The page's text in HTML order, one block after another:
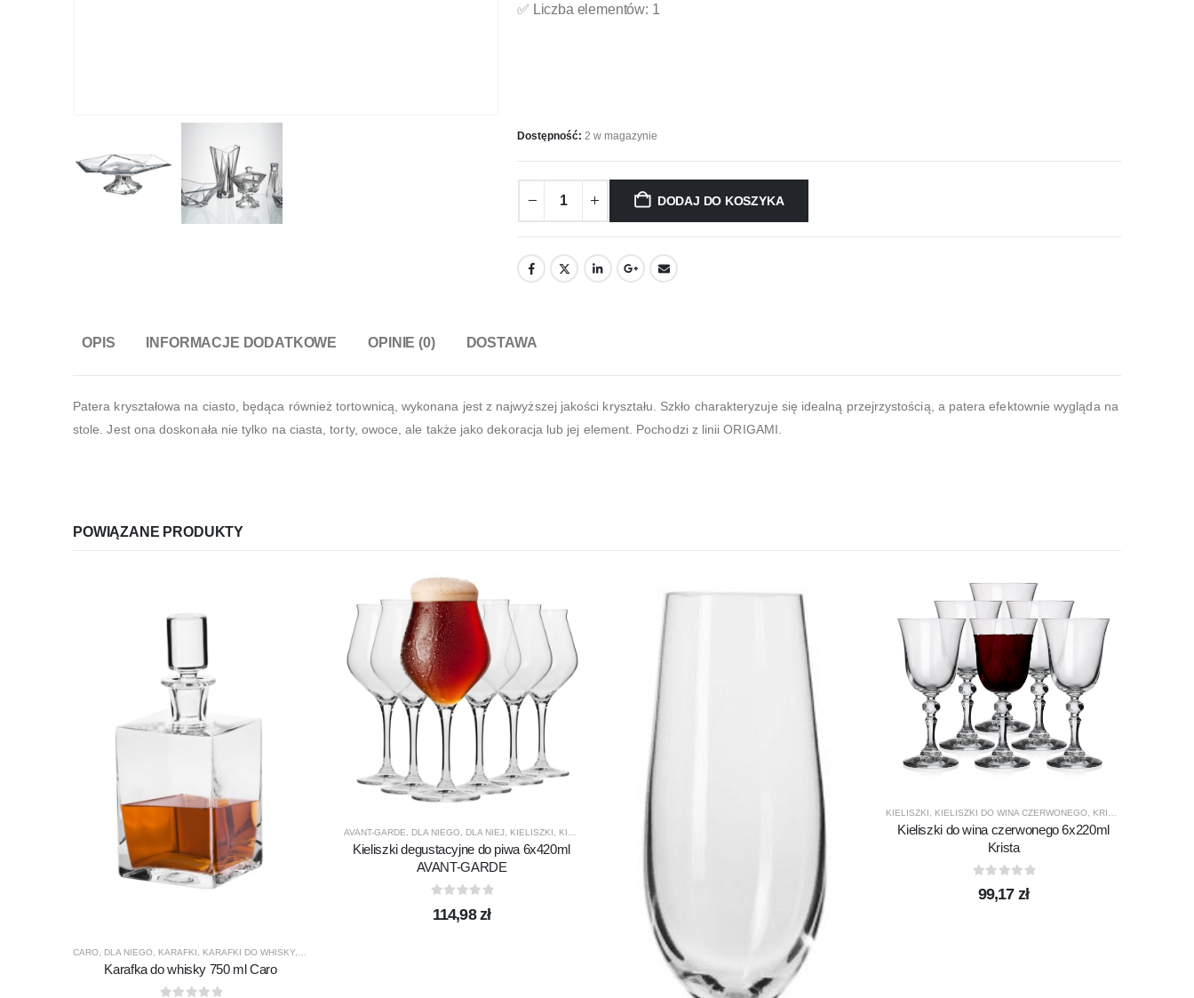
✅ Liczba elementów: 1
Dostępność: 2 w magazynie
DODAJ DO KOSZYKA
OPIS INFORMACJE DODATKOWE OPINIE (0) DOSTAWA
Patera kryształowa na ciasto, będąca również tortownicą, wykonana jest z najwyższej jakości kryształu. Szkło charakteryzuje się idealną przejrzystością, a patera efektownie wygląda na
stole. Jest ona doskonała nie tylko na ciasta, torty, owoce, ale także jako dekoracja lub jej element. Pochodzi z linii ORIGAMI.
POWIĄZANE PRODUKTY
CARO, DLA NIEGO, KARAFKI , KARAFKI DO WHISKY, KROSNO GLASS
Karafka do whisky 750 ml Caro
AVANT-GARDE, DLA NIEGO, DLA NIEJ, KIELISZKI, KIELISZKI DO PIWA PRODUCENCI
Kieliszki degustacyjne do piwa 6x420ml
AVANT-GARDE
114,98zł
KIELISZKI KIELISZKI DO WINA CZERWONEGO KRISTA
Kieliszki do wina czerwonego 6x220ml
Krista
99,17 zł